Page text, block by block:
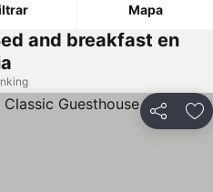
Mapa
and breakfast en
Compartir